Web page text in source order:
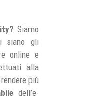
Siamo
siano gli
online e
alla
più
dell’e-